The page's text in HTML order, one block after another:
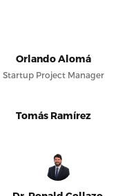
Orlando Alomá
Startup Project Manager
Tomás Ramírez